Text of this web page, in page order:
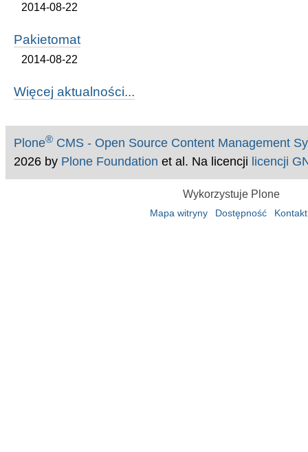
2014-08-22
Pakietomat
2014-08-22
Więcej aktualności...
Plone®CMS - Open Source Content Management
2026 by Plone Foundation et al. Na licencji licencji
Wykorzystuje Plone
Mapa witryny Dostępność Kontakt